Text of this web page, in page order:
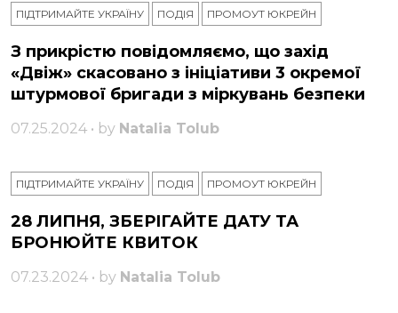
ПІДТРИМАЙТЕ УКРАЇНУ ПОДІЯ ПРОМОУТ ЮКРЕЙН
З прикрістю повідомляємо, що захід
«Двіж» скасовано з ініціативи 3 окремої
штурмової бригади з міркувань безпеки
07.25.2024 • by Natalia Tolub
ПІДТРИМАЙТЕ УКРАЇНУ ПОДІЯ ПРОМОУТ ЮКРЕЙН
28 ЛИПНЯ, ЗБЕРІГАЙТЕ ДАТУ ТА
БРОНЮЙТЕ КВИТОК
07.23.2024 • by Natalia Tolub